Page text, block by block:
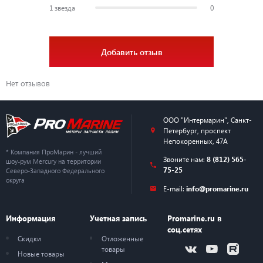
Бензин АИ92
Система смазки
BPR7HS-10
Высота транца 381 мм (S)
100 мл
Вес 21 кг
1 звезда
0
Добавить отзыв
Нет отзывов
* Компания ПроМарин - лучший
шоу-рум Mercury на территории
Северо-Западного Федерального
округа
ООО "Интермарин" Санкт-
Петербург, проспект
Непокоренных, 47А
Звоните нам: 8 (812) 565-
75-25
E-mail: info@promarine.ru
Информация
Скидки
Новые товары
Учетная запись
Отложенные
товары
Promarine.ru в
соц.сетях